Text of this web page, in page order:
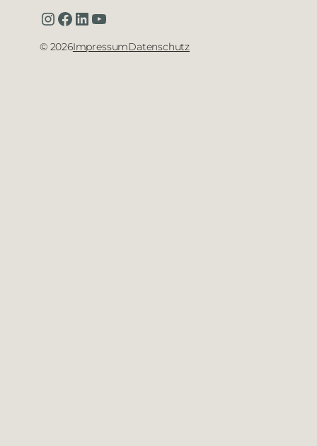
InstagramFacebook LinkedIn YouTube
©2026ImpressumDatenschutz